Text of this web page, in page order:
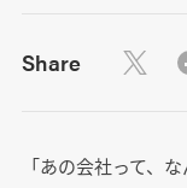
Share
「あの会社って、